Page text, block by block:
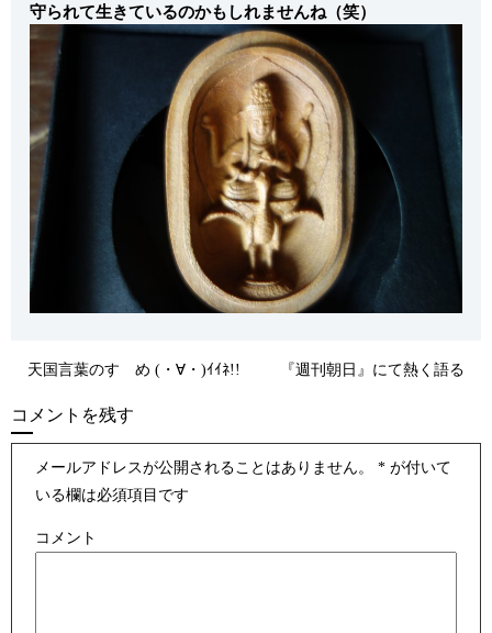
守られて生きているのかもしれませんね（笑）
天国言葉のすゝめ (・∀・)ｲｲﾈ!! 『週刊朝日』にて熱く語る
コメントを残す
メールアドレスが公開されることはありません。 * が付いて
いる欄は必須項目です
コメント